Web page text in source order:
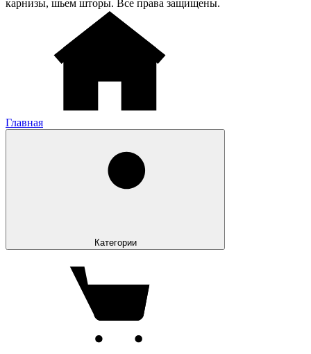
карнизы, шьем шторы. Все права защищены.
Главная
Категории